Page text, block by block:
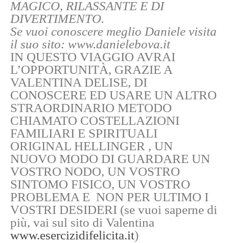
MAGICO, RILASSANTE E DI
DIVERTIMENTO.
Se vuoi conoscere meglio Daniele visita
il suo sito: www.danielebova.it
IN QUESTO VIAGGIO AVRAI
L’OPPORTUNITÀ, GRAZIE A
VALENTINA DELISE, DI
CONOSCERE ED USARE UN ALTRO
STRAORDINARIO METODO
CHIAMATO COSTELLAZIONI
FAMILIARI E SPIRITUALI
ORIGINAL HELLINGER , UN
NUOVO MODO DI GUARDARE UN
VOSTRO NODO, UN VOSTRO
SINTOMO FISICO, UN VOSTRO
PROBLEMA E NON PER ULTIMO I
VOSTRI DESIDERI (se vuoi saperne di
più, vai sul sito di Valentina
www.esercizidifelicita.it)